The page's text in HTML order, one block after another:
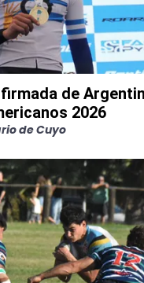
de
2026
de Cuyo